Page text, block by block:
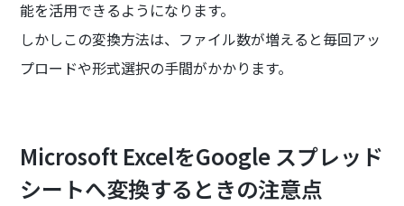
能を活用できるようになります。
しかしこの変換方法は、ファイル数が増えると毎回アッ
プロードや形式選択の手間がかかります。
Microsoft ExcelをGoogle スプレッド
シートへ変換するときの注意点